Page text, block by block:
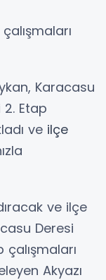
Karacasu
Etap
ve ilçe
ve ilçe
Deresi
Akyazı